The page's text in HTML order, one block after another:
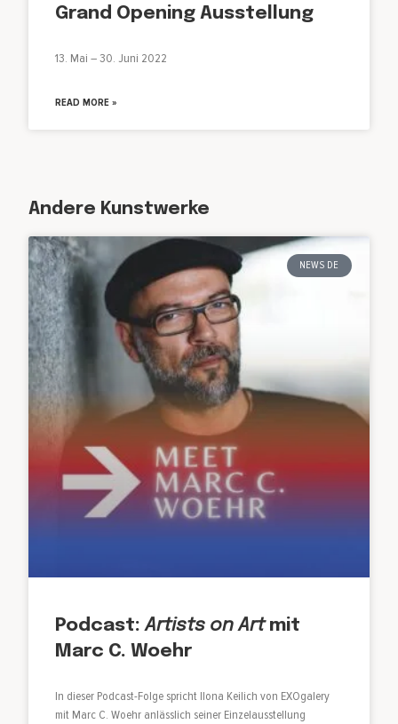
Grand Opening Ausstellung
13. Mai – 30. Juni 2022
READ MORE »
Andere Kunstwerke
NEWS DE
Podcast:Artists on Artmit
Marc C. Woehr
In dieser Podcast-Folge spricht Ilona Keilich von EXOgalery
mit Marc C. Woehr anlässlich seiner Einzelausstellung